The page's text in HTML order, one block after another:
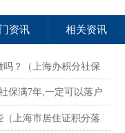
资讯 相关资讯
？（上海办积分社保
保满7年,一定可以落户
（上海市居住证积分落